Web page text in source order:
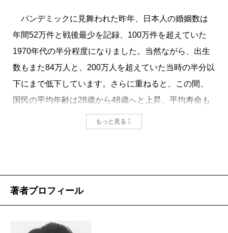
パンデミックに見舞われた昨年、日本人の婚姻数は
年間52万件と戦後最少を記録、100万件を超えていた
1970年代の半分程度になりました。当然ながら、出生
数もまた84万人と、200万人を超えていた当時の半分以
下にまで低下しています。さらに重ねると、この間、
国民の平均年齢は28歳から48歳へと上昇、平均寿命も
15年ほど伸びました。国として少子高齢化では世界の
もっと見る
著者プロフィール